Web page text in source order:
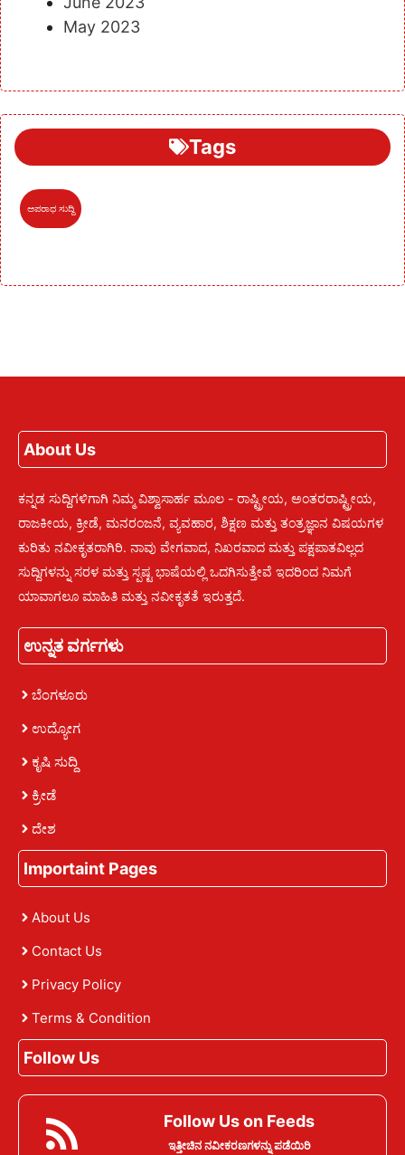
May 2023
Tags
ಅಪರಾಧ ಸುದ್ದಿ
About Us
ಕನ್ನಡ ಸುದ್ದಿಗಳಿಗಾಗಿ ನಿಮ್ಮ ವಿಶ್ವಾಸಾರ್ಹ ಮೂಲ - ರಾಷ್ಟ್ರೀಯ, ಅಂತರರಾಷ್ಟ್ರೀಯ,
ರಾಜಕೀಯ, ಕ್ರೀಡೆ, ಮನರಂಜನೆ, ವ್ಯವಹಾರ, ಶಿಕ್ಷಣ ಮತ್ತು ತಂತ್ರಜ್ಞಾನ ವಿಷಯಗಳ
ಕುರಿತು ನವೀಕೃತರಾಗಿರಿ. ನಾವು ವೇಗವಾದ, ನಿಖರವಾದ ಮತ್ತು ಪಕ್ಷಪಾತವಿಲ್ಲದ
ಸುದ್ದಿಗಳನ್ನು ಸರಳ ಮತ್ತು ಸ್ಪಷ್ಟ ಭಾಷೆಯಲ್ಲಿ ಒದಗಿಸುತ್ತೇವೆ ಇದರಿಂದ ನಿಮಗೆ
ಯಾವಾಗಲೂ ಮಾಹಿತಿ ಮತ್ತು ನವೀಕೃತತೆ ಇರುತ್ತದೆ.
ಉನ್ನತ ವರ್ಗಗಳು
ಬೆಂಗಳೂರು
ಉದ್ಯೋಗ
ಕೃಷಿ ಸುದ್ದಿ
ಕ್ರೀಡೆ
ದೇಶ
Importaint Pages
About Us
Contact Us
Privacy Policy
Terms & Condition
Follow Us
Follow Us on Feeds
ಇತ್ತೀಚಿನ ನವೀಕರಣಗಳನ್ನು ಪಡೆಯಿರಿ